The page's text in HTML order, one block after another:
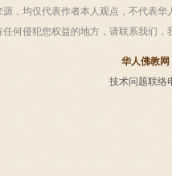
，均仅代表作者本人观点，不代表
何侵犯您权益的地方，请联系我们，
华人佛教网
技术问题联络